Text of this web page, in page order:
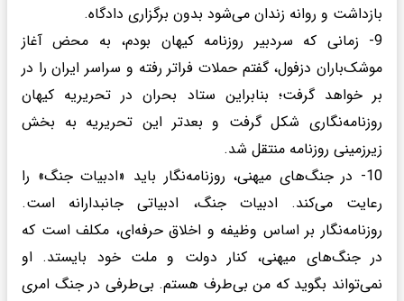
بازداشت و روانه زندان می‌شود بدون برگزاری دادگاه.
9- زمانی که سردبیر روزنامه کیهان بودم، به محض آغاز
موشک‌باران دزفول، گفتم حملات فراتر رفته و سراسر ایران را در
بر خواهد گرفت؛ بنابراین ستاد بحران در تحریریه کیهان
روزنامه‌نگاری شکل گرفت و بعدتر این تحریریه به بخش
زیرزمینی روزنامه منتقل شد.
10- در جنگ‌های میهنی، روزنامه‌نگار باید «ادبیات جنگ» را
رعایت می‌کند. ادبیات جنگ، ادبیاتی جانبدارانه است.
روزنامه‌نگار بر اساس وظیفه و اخلاق حرفه‌ای، مکلف است که
در جنگ‌های میهنی، کنار دولت و ملت خود بایستد. او
نمی‌تواند بگوید که من بی‌طرف هستم. بی‌طرفی در جنگ امری